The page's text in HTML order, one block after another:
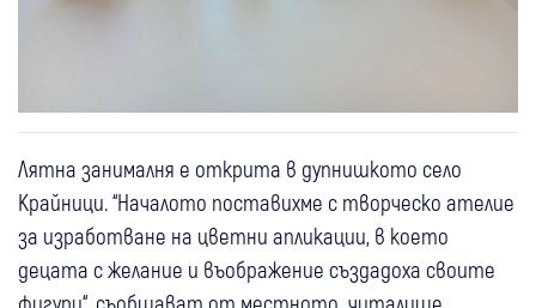
Лятна занималня е открита в дупнишкото село
Крайници. “Началото поставихме с творческо ателие
за изработване на цветни апликации, в което
децата с желание и въображение създадоха своите